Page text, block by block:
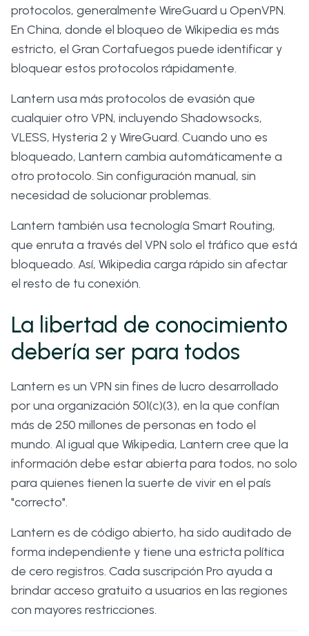
protocolos, generalmente WireGuard u OpenVPN.
En China, donde el bloqueo de Wikipedia es más
estricto, el Gran Cortafuegos puede identificar y
bloquear estos protocolos rápidamente.
Lantern usa más protocolos de evasión que
cualquier otro VPN, incluyendo Shadowsocks,
VLESS, Hysteria 2 y WireGuard. Cuando uno es
bloqueado, Lantern cambia automáticamente a
otro protocolo. Sin configuración manual, sin
necesidad de solucionar problemas.
Lantern también usa tecnología Smart Routing,
que enruta a través del VPN solo el tráfico que está
bloqueado. Así, Wikipedia carga rápido sin afectar
el resto de tu conexión.
La libertad de conocimiento
debería ser para todos
Lantern es un VPN sin fines de lucro desarrollado
por una organización 501(c)(3), en la que confían
más de 250 millones de personas en todo el
mundo. Al igual que Wikipedia, Lantern cree que la
información debe estar abierta para todos, no solo
para quienes tienen la suerte de vivir en el país
"correcto".
Lantern es de código abierto, ha sido auditado de
forma independiente y tiene una estricta política
de cero registros. Cada suscripción Pro ayuda a
brindar acceso gratuito a usuarios en las regiones
con mayores restricciones.